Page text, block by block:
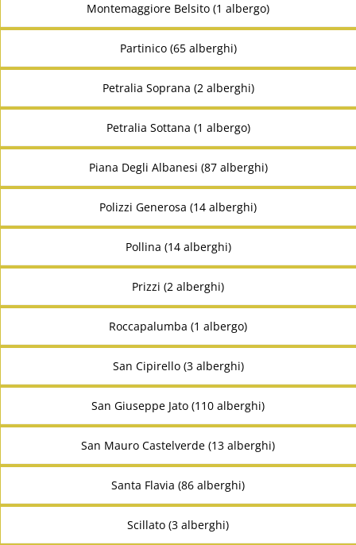
Montemaggiore Belsito (1 albergo)
Partinico (65 alberghi)
Petralia Soprana (2 alberghi)
Petralia Sottana (1 albergo)
Piana Degli Albanesi (87 alberghi)
Polizzi Generosa (14 alberghi)
Pollina (14 alberghi)
Prizzi (2 alberghi)
Roccapalumba (1 albergo)
San Cipirello (3 alberghi)
San Giuseppe Jato (110 alberghi)
San Mauro Castelverde (13 alberghi)
Santa Flavia (86 alberghi)
Scillato (3 alberghi)